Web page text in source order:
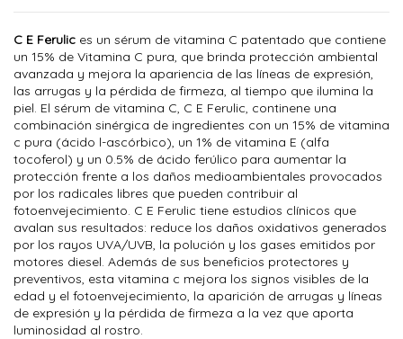
C E Ferulic es un sérum de vitamina C patentado que contiene
un 15% de Vitamina C pura, que brinda protección ambiental
avanzada y mejora la apariencia de las líneas de expresión,
las arrugas y la pérdida de firmeza, al tiempo que ilumina la
piel. El sérum de vitamina C, C E Ferulic, continene una
combinación sinérgica de ingredientes con un 15% de vitamina
c pura (ácido l-ascórbico), un 1% de vitamina E (alfa
tocoferol) y un 0.5% de ácido ferúlico para aumentar la
protección frente a los daños medioambientales provocados
por los radicales libres que pueden contribuir al
fotoenvejecimiento. C E Ferulic tiene estudios clínicos que
avalan sus resultados: reduce los daños oxidativos generados
por los rayos UVA/UVB, la polución y los gases emitidos por
motores diesel. Además de sus beneficios protectores y
preventivos, esta vitamina c mejora los signos visibles de la
edad y el fotoenvejecimiento, la aparición de arrugas y líneas
de expresión y la pérdida de firmeza a la vez que aporta
luminosidad al rostro.